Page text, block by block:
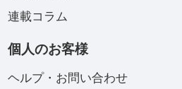
連載コラム
個人のお客様
ヘルプ・お問い合わせ